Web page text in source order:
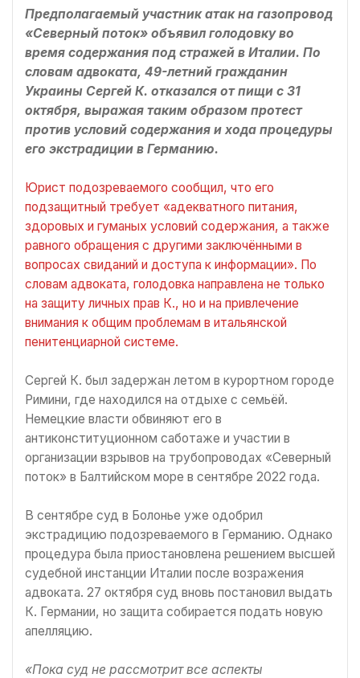
Предполагаемый участник атак на газопровод
«Северный поток» объявил голодовку во
время содержания под стражей в Италии. По
словам адвоката, 49-летний гражданин
Украины Сергей К. отказался от пищи с 31
октября, выражая таким образом протест
против условий содержания и хода процедуры
его экстрадиции в Германию.
Юрист подозреваемого сообщил, что его
подзащитный требует «адекватного питания,
здоровых и гуманых условий содержания, а также
равного обращения с другими заключёнными в
вопросах свиданий и доступа к информации». По
словам адвоката, голодовка направлена не только
на защиту личных прав К., но и на привлечение
внимания к общим проблемам в итальянской
пенитенциарной системе.
Сергей К. был задержан летом в курортном городе
Римини, где находился на отдыхе с семьёй.
Немецкие власти обвиняют его в
антиконституционном саботаже и участии в
организации взрывов на трубопроводах «Северный
поток» в Балтийском море в сентябре 2022 года.
В сентябре суд в Болонье уже одобрил
экстрадицию подозреваемого в Германию. Однако
процедура была приостановлена решением высшей
судебной инстанции Италии после возражения
адвоката. 27 октября суд вновь постановил выдать
К. Германии, но защита собирается подать новую
апелляцию.
«Пока суд не рассмотрит все аспекты